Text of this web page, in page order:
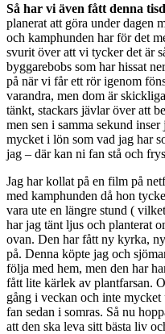
Så har vi även fått denna
planerat att göra under dagen
och kamphunden har för det
svurit över att vi tycker det är
byggarebobs som har hissat
på när vi får ett rör igenom
varandra, men dom är
tänkt, stackars jävlar över att
men sen i samma sekund
mycket i lön som vad jag har
jag – där kan ni fan stå och
Jag har kollat på en film på
med kamphunden då hon
vara ute en längre stund (
har jag tänt ljus och planterat
ovan. Den har fått ny kyrka,
på. Denna köpte jag och
följa med hem, men den har
fått lite kärlek av plantfarsan.
gång i veckan och inte
fan sedan i somras. Så nu
att den ska leva sitt bästa liv